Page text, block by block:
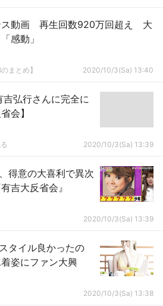
動画 再生回数920万回超え 大
感動」
まとめ】 2020/10/3(Sa) 13:40
弘行さんに完全に
会】
2020/10/3(Sa) 13:39
得意の大喜利で異次
吉大反省会』
2020/10/3(Sa) 13:39
タイル良かったの
姿にファン大興
2020/10/3(Sa) 13:38